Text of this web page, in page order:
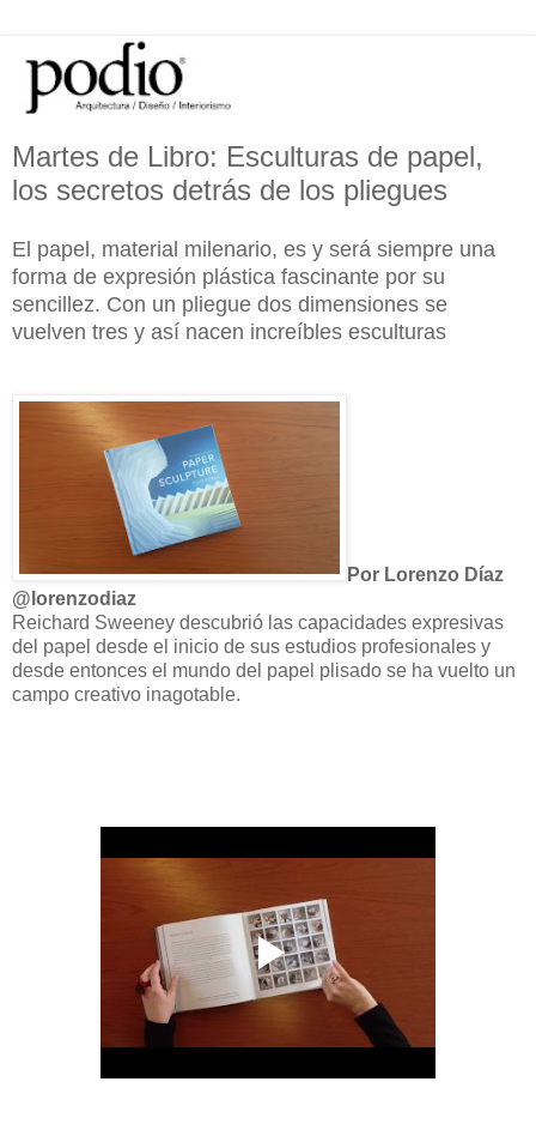
Martes de Libro: Esculturas de papel,
los secretos detrás de los pliegues
El papel, material milenario, es y será siempre una
forma de expresión plástica fascinante por su
sencillez. Con un pliegue dos dimensiones se
vuelven tres y así nacen increíbles esculturas
Por Lorenzo Díaz
@lorenzodiaz
Reichard Sweeney descubrió las capacidades expresivas
del papel desde el inicio de sus estudios profesionales y
desde entonces el mundo del papel plisado se ha vuelto un
campo creativo inagotable.